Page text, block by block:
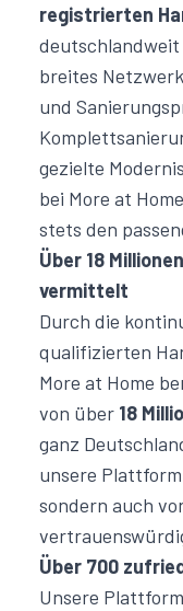
registrierten
breites
und
gezielte
bei More at
stets den
Über 18
vermittelt
Durch die
qualifizierten
More at Home
von über 18
ganz
unsere
sondern auch
Über 700
Unsere